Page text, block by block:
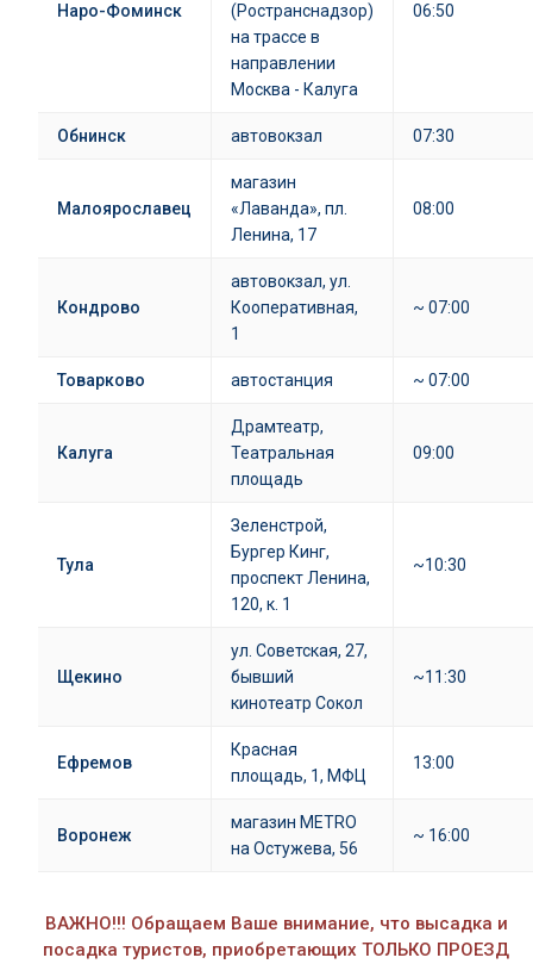
Наро-Фоминск
(Ространснадзор)
на трассе в
направлении
Москва - Калуга
06:50
Обнинск автовокзал 07:30
Малоярославец
магазин
«Лаванда», пл.
Ленина, 17
08:00
Кондрово
автовокзал, ул.
Кооперативная,
1
~ 07:00
Товарково автостанция ~ 07:00
Калуга
Драмтеатр,
Театральная
площадь
09:00
Тула
Зеленстрой,
Бургер Кинг,
проспект Ленина,
120, к. 1
~10:30
Щекино
ул. Советская, 27,
бывший
кинотеатр Сокол
~11:30
Ефремов
Красная
площадь, 1, МФЦ
13:00
Воронеж
магазин METRO
на Остужева, 56
~ 16:00
ВАЖНО!!! Обращаем Ваше внимание, что высадка и
посадка туристов, приобретающих ТОЛЬКО ПРОЕЗД